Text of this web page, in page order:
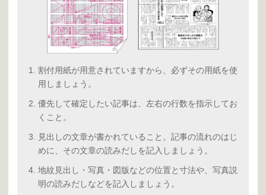
割付用紙が用意されていますから、必ずその用紙を使
用しましょう。
優先して確定したい記事は、左右の行数を指示してお
くこと。
見出しの文章が書かれていること。記事の流れのはじ
めに、その文章の読みだしを記入しましょう。
地紋見出し・写真・図版などの位置と寸法や、写真説
明の読みだしなどを記入しましょう。